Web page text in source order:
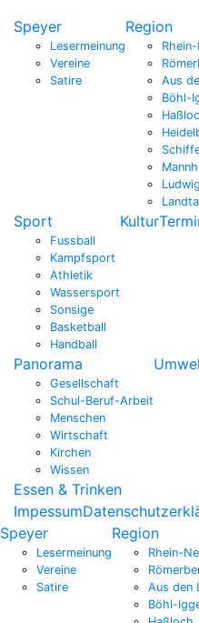
Speyer
Lesermeinung
Vereine
Satire
Region
Aus
Böhl-
Sport
Fussball
Kampfsport
Athletik
Wassersport
Sonsige
Basketball
Handball
Kultur
Panorama
Gesellschaft
Schul-Beruf-Arbeit
Menschen
Wirtschaft
Kirchen
Wissen
Essen & Trinken
Impessum
Speyer
Lesermeinung
Vereine
Satire
Region
Rhein-
Aus den
Böhl-